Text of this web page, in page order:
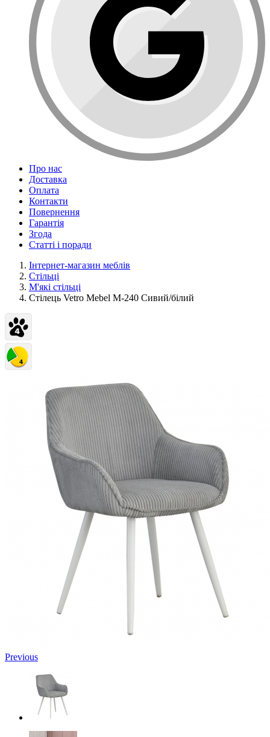
Про нас
Доставка
Оплата
Контакти
Повернення
Гарантія
Згода
Статті і поради
Інтернет-магазин меблів
Стільці
М'які стільці
Стілець Vetro Mebel M-240 Сивий/білий
Previous